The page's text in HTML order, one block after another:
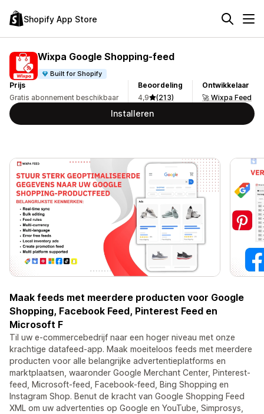
Shopify App Store
Wixpa Google Shopping‑feed
Built for Shopify
Prijs
Gratis abonnement beschikbaar
Beoordeling
4,9
(213)
Ontwikkelaar
🚀 Wixpa Feed
Installeren
Maak feeds met meerdere producten voor Google
Shopping, Facebook Feed, Pinterest Feed en
Microsoft F
Til uw e-commercebedrijf naar een hoger niveau met onze
krachtige datafeed-app. Maak moeiteloos feeds met meerdere
producten voor alle belangrijke advertentieplatforms en
marktplaatsen, waaronder Google Merchant Center, Pinterest-
feed, Microsoft-feed, Facebook-feed, Bing Shopping en
Instagram Shop. Benut de kracht van Google Shopping Feed
XML om uw advertenties op Google en YouTube, Simprosys,